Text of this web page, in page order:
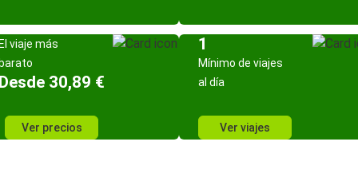
viaje más
30,89 €
Ver precios
1
Mínimo de viajes
al día
Ver viajes